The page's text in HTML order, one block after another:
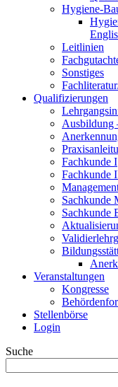
Hygiene-
Leitlinien
Sonstiges
Qualifizierungen
Ausbildung
Fachkunde I
Fachkunde
Sachkunde
Sachkunde
Veranstaltungen
Kongresse
Stellenbörse
Login
Suche